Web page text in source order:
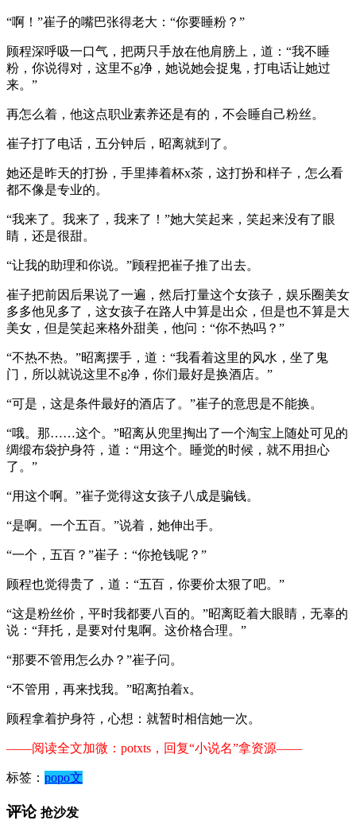
“啊！”崔子的嘴巴张得老大：“你要睡粉？”
顾程深呼吸一口气，把两只手放在他肩膀上，道：“我不睡
粉，你说得对，这里不g净，她说她会捉鬼，打电话让她过
来。”
再怎么着，他这点职业素养还是有的，不会睡自己粉丝。
崔子打了电话，五分钟后，昭离就到了。
她还是昨天的打扮，手里捧着杯x茶，这打扮和样子，怎么看
都不像是专业的。
“我来了。我来了，我来了！”她大笑起来，笑起来没有了眼
睛，还是很甜。
“让我的助理和你说。”顾程把崔子推了出去。
崔子把前因后果说了一遍，然后打量这个女孩子，娱乐圈美女
多多他见多了，这女孩子在路人中算是出众，但是也不算是大
美女，但是笑起来格外甜美，他问：“你不热吗？”
“不热不热。”昭离摆手，道：“我看着这里的风水，坐了鬼
门，所以就说这里不g净，你们最好是换酒店。”
“可是，这是条件最好的酒店了。”崔子的意思是不能换。
“哦。那……这个。”昭离从兜里掏出了一个淘宝上随处可见的
绸缎布袋护身符，道：“用这个。睡觉的时候，就不用担心
了。”
“用这个啊。”崔子觉得这女孩子八成是骗钱。
“是啊。一个五百。”说着，她伸出手。
“一个，五百？”崔子：“你抢钱呢？”
顾程也觉得贵了，道：“五百，你要价太狠了吧。”
“这是粉丝价，平时我都要八百的。”昭离眨着大眼睛，无辜的
说：“拜托，是要对付鬼啊。这价格合理。”
“那要不管用怎么办？”崔子问。
“不管用，再来找我。”昭离拍着x。
顾程拿着护身符，心想：就暂时相信她一次。
——阅读全文加微：potxts，回复“小说名”拿资源——
标签： popo文
评论 抢沙发